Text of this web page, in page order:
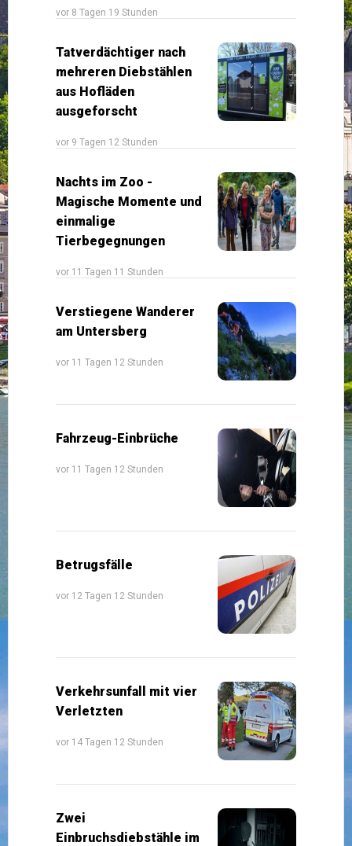
vor 8 Tagen 19 Stunden
Tatverdächtiger nach
mehreren Diebstählen
aus Hofläden
ausgeforscht
vor 9 Tagen 12 Stunden
Nachts im Zoo -
Magische Momente und
einmalige
Tierbegegnungen
vor 11 Tagen 11 Stunden
Verstiegene Wanderer
am Untersberg
vor 11 Tagen 12 Stunden
Fahrzeug-Einbrüche
vor 11 Tagen 12 Stunden
Betrugsfälle
vor 12 Tagen 12 Stunden
Verkehrsunfall mit vier
Verletzten
vor 14 Tagen 12 Stunden
Zwei
Einbruchsdiebstähle im